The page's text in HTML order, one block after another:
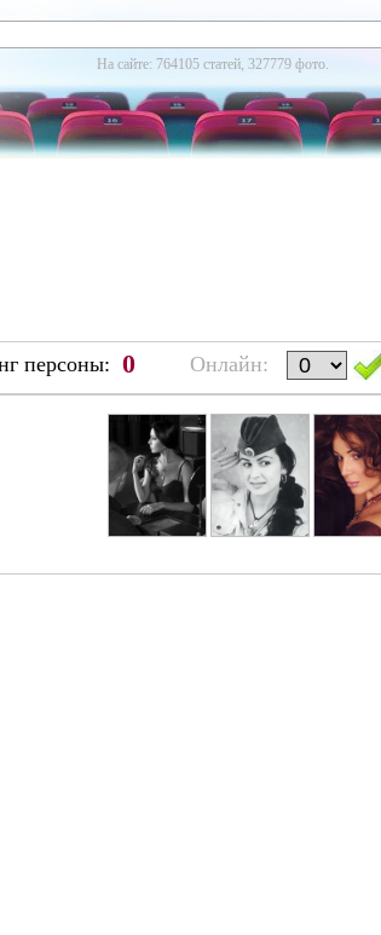
На сайте: 764105 статей, 327779 фото.
персоны: 0 Онлайн: